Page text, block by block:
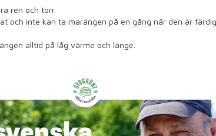
ren och torr.
och inte kan ta marängen på en gång när den är
alltid på låg värme och länge.